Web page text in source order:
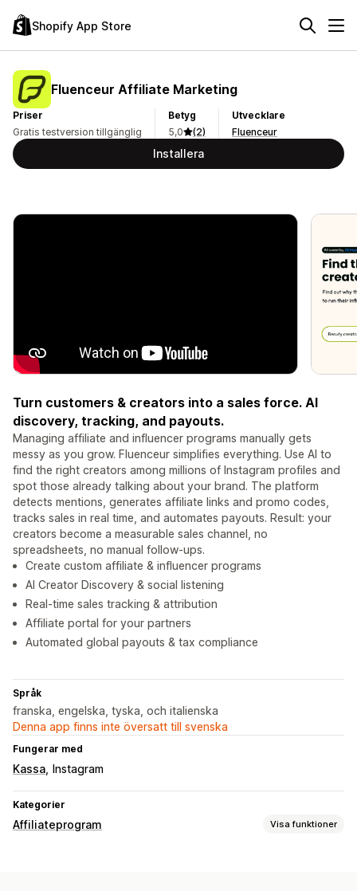
Shopify App Store
Fluenceur Affiliate Marketing
Priser
Gratis testversion tillgänglig
Betyg
5,0
(2)
Utvecklare
Fluenceur
Installera
Turn customers & creators into a sales force. AI
discovery, tracking, and payouts.
Managing affiliate and influencer programs manually gets
messy as you grow. Fluenceur simplifies everything. Use AI to
find the right creators among millions of Instagram profiles and
spot those already talking about your brand. The platform
detects mentions, generates affiliate links and promo codes,
tracks sales in real time, and automates payouts. Result: your
creators become a measurable sales channel, no
spreadsheets, no manual follow-ups.
Create custom affiliate & influencer programs
AI Creator Discovery & social listening
Real-time sales tracking & attribution
Affiliate portal for your partners
Automated global payouts & tax compliance
Språk
franska, engelska, tyska, och italienska
Denna app finns inte översatt till svenska
Fungerar med
Kassa Instagram
Kategorier
Affiliateprogram Visa funktioner